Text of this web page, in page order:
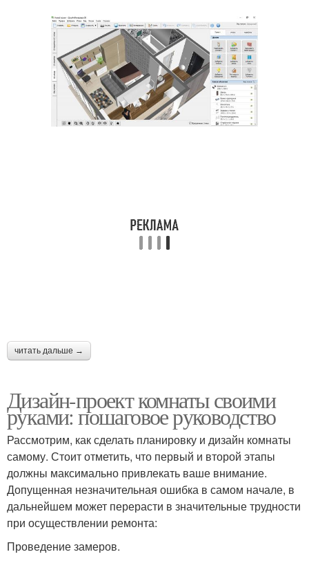
читать дальше →
Дизайн-проект комнаты своими
руками: пошаговое руководство
Рассмотрим, как сделать планировку и дизайн комнаты
самому. Стоит отметить, что первый и второй этапы
должны максимально привлекать ваше внимание.
Допущенная незначительная ошибка в самом начале, в
дальнейшем может перерасти в значительные трудности
при осуществлении ремонта:
Проведение замеров.